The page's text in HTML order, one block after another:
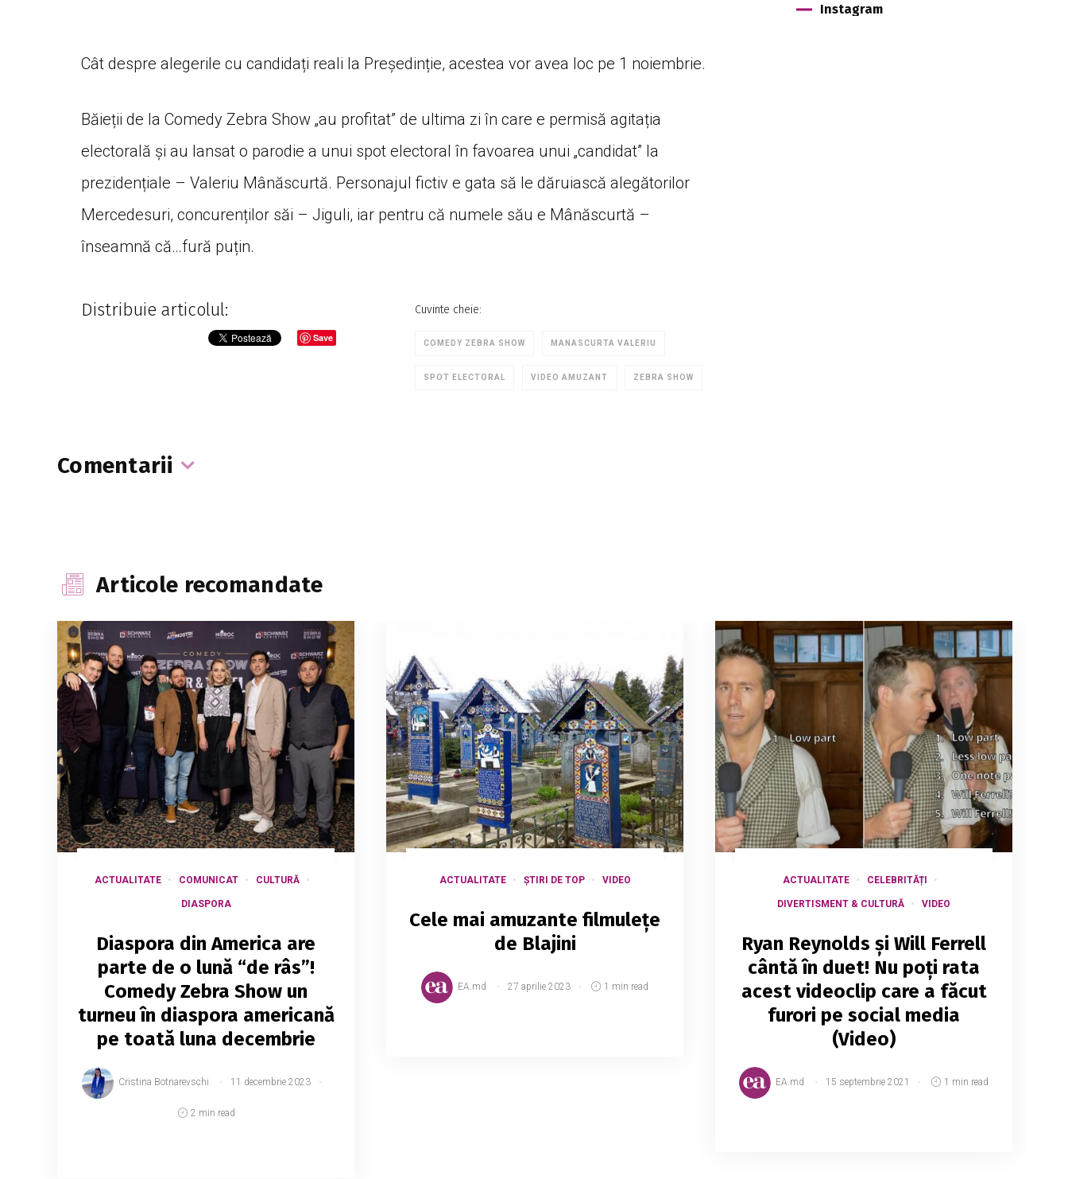
Cât despre alegerile cu candidați reali la Președinție, acestea vor avea loc pe 1 noiembrie.
Băieții de la Comedy Zebra Show „au profitat” de ultima zi în care e permisă agitația
electorală și au lansat o parodie a unui spot electoral în favoarea unui „candidat” la
prezidențiale – Valeriu Mânăscurtă. Personajul fictiv e gata să le dăruiască alegătorilor
Mercedesuri, concurenților săi – Jiguli, iar pentru că numele său e Mânăscurtă –
înseamnă că…fură puțin.
Distribuie articolul:
Save
Cuvinte cheie:
COMEDY ZEBRA SHOW MANASCURTA VALERIU
SPOT ELECTORAL VIDEO AMUZANT ZEBRA SHOW
Comentarii
Instagram
Articole recomandate
ACTUALITATE COMUNICAT CULTURĂ
DIASPORA
Diaspora din America are
parte de o lună “de râs”!
Comedy Zebra Show un
turneu în diaspora americană
pe toată luna decembrie
Cristina Botnarevschi 11 decembrie 2023
2 min read
ACTUALITATE ȘTIRI DE TOP VIDEO
Cele mai amuzante filmulețe
de Blajini
EA.md 27 aprilie 2023 1 min read
ACTUALITATE CELEBRITĂȚI
DIVERTISMENT & CULTURĂ VIDEO
Ryan Reynolds și Will Ferrell
cântă în duet! Nu poți rata
acest videoclip care a făcut
furori pe social media
(Video)
EA.md 15 septembrie 2021 1 min read